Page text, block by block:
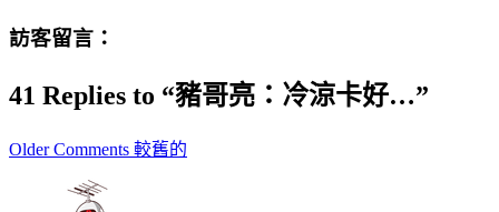
訪客留言：
41 Replies to “豬哥亮：冷涼卡好…”
Comment
navigation
Older Comments 較舊的